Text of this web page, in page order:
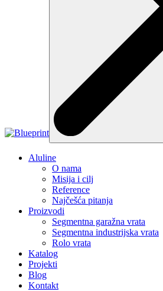
Aluline
O nama
Misija i cilj
Reference
Najčešća pitanja
Proizvodi
Segmentna garažna vrata
Segmentna industrijska vrata
Rolo vrata
Katalog
Projekti
Blog
Kontakt